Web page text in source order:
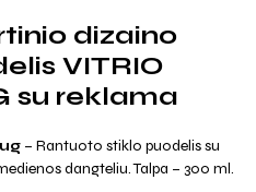
dizaino
VITRIO
su reklama
– Rantuoto stiklo puodelis su
dangteliu. Talpa – 300 ml.